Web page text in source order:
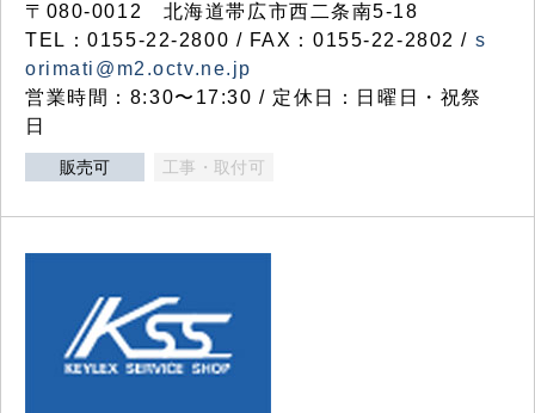
〒080-0012 北海道帯広市西二条南5-18
TEL：0155-22-2800 / FAX：0155-22-2802 / s
orimati@m2.octv.ne.jp
営業時間：8:30〜17:30 / 定休日：日曜日・祝祭
日
販売可 工事・取付可